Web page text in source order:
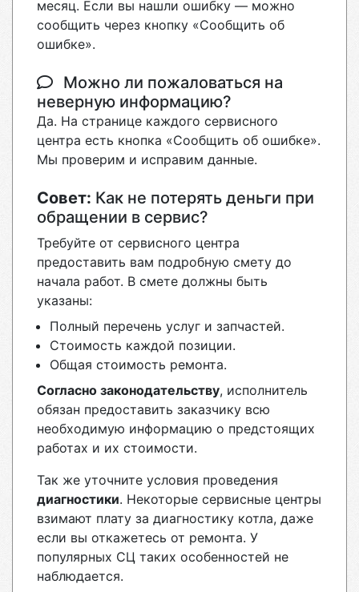
месяц. Если вы нашли ошибку — можно
сообщить через кнопку «Сообщить об
ошибке».
Можно ли пожаловаться на
неверную информацию?
Да. На странице каждого сервисного
центра есть кнопка «Сообщить об ошибке».
Мы проверим и исправим данные.
Совет: Как не потерять деньги при
обращении в сервис?
Требуйте от сервисного центра
предоставить вам подробную смету до
начала работ. В смете должны быть
указаны:
Полный перечень услуг и запчастей.
Стоимость каждой позиции.
Общая стоимость ремонта.
Согласно законодательству, исполнитель
обязан предоставить заказчику всю
необходимую информацию о предстоящих
работах и их стоимости.
Так же уточните условия проведения
диагностики. Некоторые сервисные центры
взимают плату за диагностику котла, даже
если вы откажетесь от ремонта. У
популярных СЦ таких особенностей не
наблюдается.